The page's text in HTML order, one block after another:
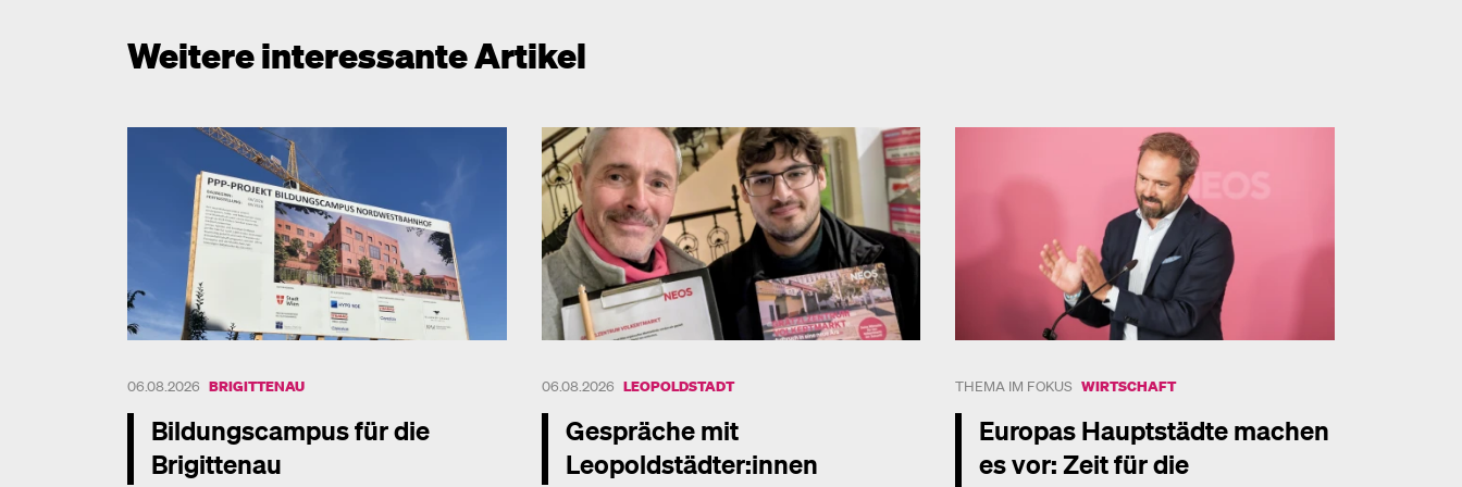
Weitere interessante Artikel
06.08.2026 BRIGITTENAU
Bildungscampus für die
Brigittenau
06.08.2026 LEOPOLDSTADT
Gespräche mit
Leopoldstädter:innen
THEMA IM FOKUS WIRTSCHAFT
Europas Hauptstädte machen
es vor: Zeit für die